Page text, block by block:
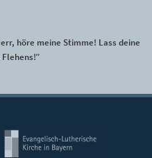
höre meine Stimme! Lass deine